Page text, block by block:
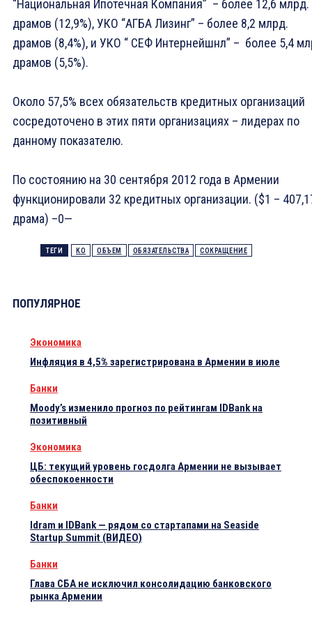
“Национальная Ипотечная Компания” – более 12,6 млрд.
драмов (12,9%), УКО “АГБА Лизинг” – более 8,2 млрд.
драмов (8,4%), и УКО “ СЕФ Интернейшнл” – более 5,4
драмов (5,5%).
Около 57,5% всех обязательств кредитных организаций
сосредоточено в этих пяти организациях – лидерах по
данному показателю.
По состоянию на 30 сентября 2012 года в Армении
функционировали 32 кредитных организации. ($1 –
драма) –0—
ТЕГИ КО ОБЪЕМ ОБЯЗАТЕЛЬСТВА СОКРАЩЕНИЕ
ПОПУЛЯРНОЕ
Экономика
Инфляция в 4,5% зарегистрирована в Армении в июле
Банки
Moody’s изменило прогноз по рейтингам IDBank на
позитивный
Экономика
ЦБ: текущий уровень госдолга Армении не вызывает
обеспокоенности
Банки
Idram и IDBank — рядом со стартапами на Seaside
Startup Summit (ВИДЕО)
Банки
Глава СБА не исключил консолидацию банковского
рынка Армении